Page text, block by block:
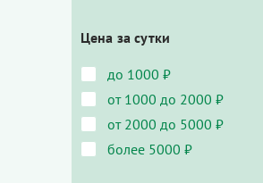
Цена за сутки
до 1000 ₽
от 1000 до 2000 ₽
от 2000 до 5000 ₽
более 5000 ₽